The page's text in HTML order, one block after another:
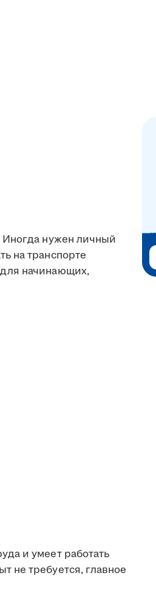
Иногда нужен личный
на транспорте
начинающих,
и умеет работать
не требуется, главное